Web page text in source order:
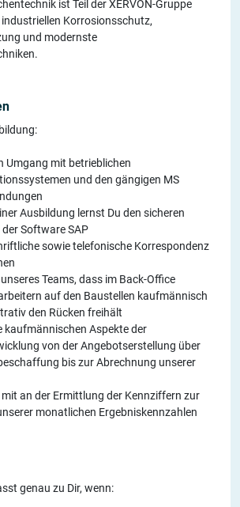
ist Teil der XERVON-Gruppe
Korrosionsschutz,
und modernste
Umgang mit betrieblichen
und den gängigen MS
Ausbildung lernst Du den sicheren
Software SAP
sowie telefonische Korrespondenz
Teams, dass im Back-Office
auf den Baustellen kaufmännisch
den Rücken freihält
kaufmännischen Aspekte der
von der Angebotserstellung über
bis zur Abrechnung unserer
an der Ermittlung der Kennziffern zur
monatlichen Ergebniskennzahlen
genau zu Dir, wenn: